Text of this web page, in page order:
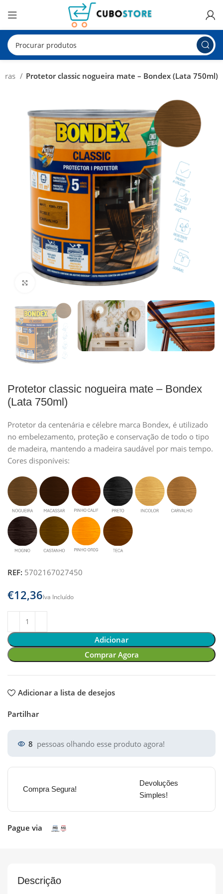
Protetor classic nogueira mate – Bondex (Lata 750ml)
Clique para ampliar
Protetor classic nogueira mate – Bondex
(Lata 750ml)
Protetor da centenária e célebre marca Bondex, é utilizado
no embelezamento, proteção e conservação de todo o tipo
de madeira, mantendo a madeira saudável por mais tempo.
Cores disponíveis:
REF: 5702167027450
€
Adicionar
Comprar Agora
Adicionar a lista de desejos
Partilhar
8 pessoas olhando esse produto agora!
Compra Segura!
Devoluções
Simples!
Pague via
Descrição